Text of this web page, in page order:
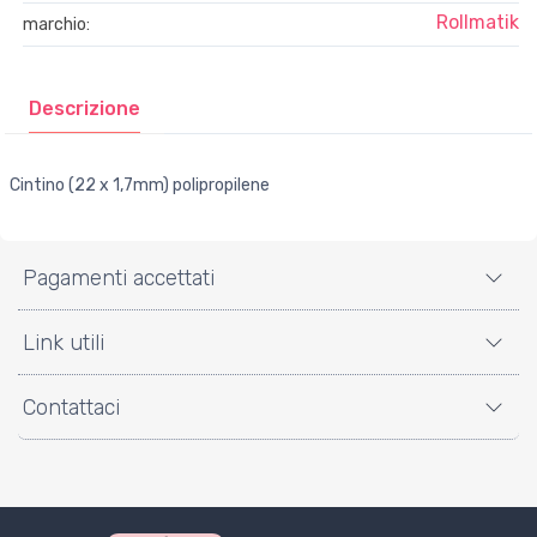
marchio:
Rollmatik
Descrizione
Cintino (22 x 1,7mm) polipropilene
Pagamenti accettati
Link utili
Contattaci